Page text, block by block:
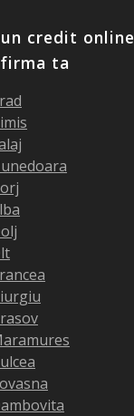
credit online
ta